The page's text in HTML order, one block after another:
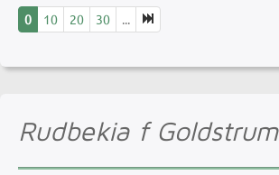
0 10 20 30 ...
Rudbekia f Goldstrum